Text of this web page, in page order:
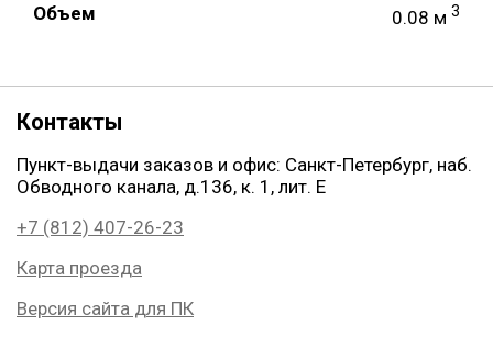
Объем 0.08 м 3
Контакты
Пункт-выдачи заказов и офис: Санкт-Петербург, наб.
Обводного канала, д.136, к. 1, лит. Е
+7 (812) 407-26-23
Карта проезда
Версия сайта для ПК